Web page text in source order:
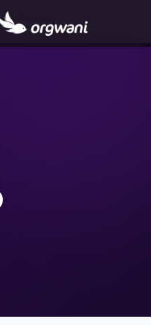
التسويق